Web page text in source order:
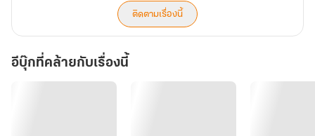
ติดตามเรื่องนี้
อีบุ๊กที่คล้ายกับเรื่องนี้